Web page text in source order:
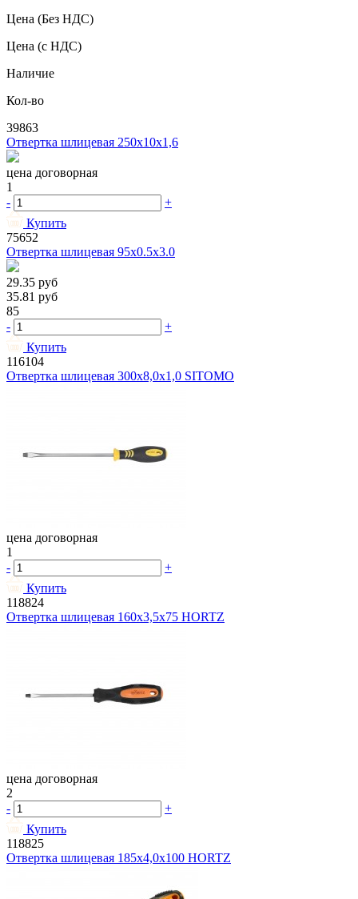
Цена (Без НДС)
Цена (с НДС)
Наличие
Кол-во
39863
Отвертка шлицевая 250х10х1,6
цена договорная
1
-
+
Купить
75652
Отвертка шлицевая 95х0.5х3.0
29.35 руб
35.81 руб
85
-
+
Купить
116104
Отвертка шлицевая 300х8,0х1,0 SITOMO
цена договорная
1
-
+
Купить
118824
Отвертка шлицевая 160х3,5х75 HORTZ
цена договорная
2
-
+
Купить
118825
Отвертка шлицевая 185х4,0х100 HORTZ